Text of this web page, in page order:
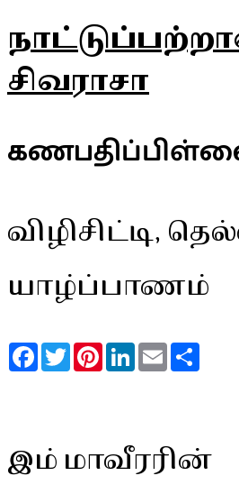
சிவராசா
விழிசிட்டி,
யாழ்ப்பாணம்
FacebookTwitterPinterestLinkedInEmail
இம் மாவீரரின்